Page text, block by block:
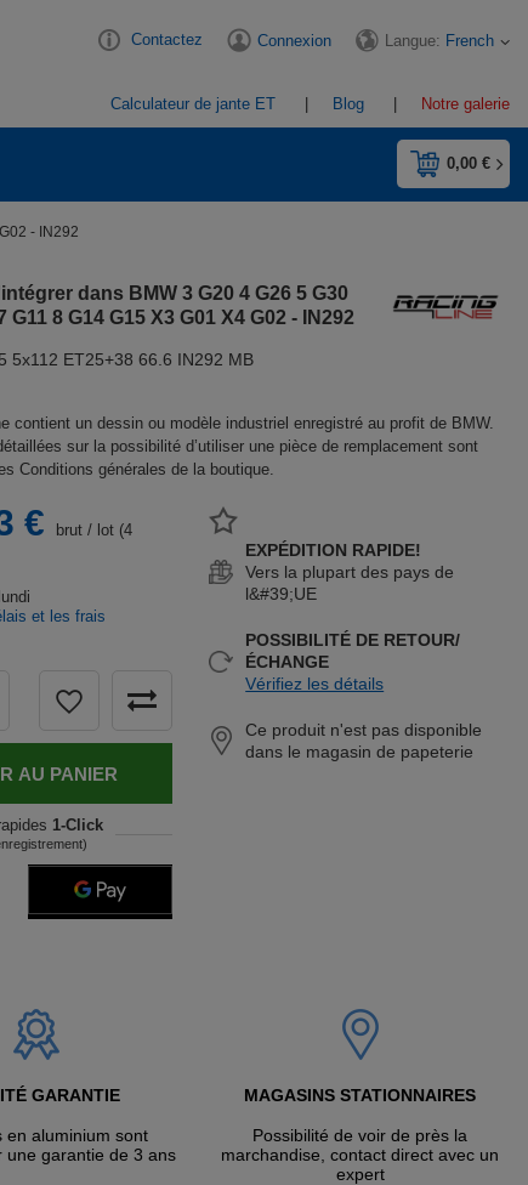
Contactez Connexion Langue: French
Calculateur de jante ET Blog Notre galerie
0,00 €
- IN292
dans BMW 3 G20 4 G26 5 G30
G11 8 G14 G15 X3 G01 X4 G02 - IN292
5x112 ET25+38 66.6 IN292 MB
contient un dessin ou modèle industriel enregistré au profit de BMW.
sur la possibilité d’utiliser une pièce de remplacement sont
Conditions générales de la boutique.
€ brut / lot (4
et les frais
AU PANIER
1-Click
EXPÉDITION RAPIDE!
Vers la plupart des pays de
l&#39;UE
POSSIBILITÉ DE RETOUR/
ÉCHANGE
Vérifiez les détails
Ce produit n'est pas disponible
dans le magasin de papeterie
GARANTIE
en aluminium sont
une garantie de 3 ans
MAGASINS STATIONNAIRES
Possibilité de voir de près la
marchandise, contact direct avec un
expert